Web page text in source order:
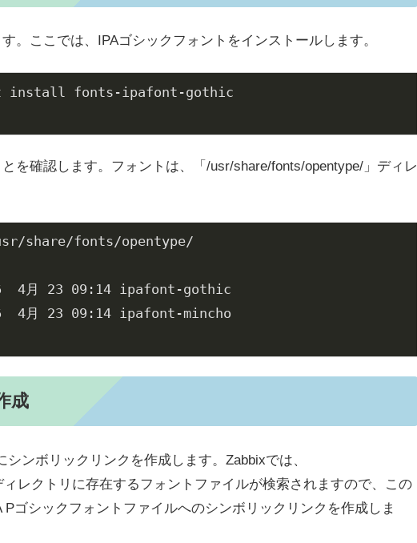
。ここでは、IPAゴシックフォントをインストールします。
install fonts-ipafont-gothic
を確認します。フォントは、「/usr/share/fonts/opentype/」ディレ
share/fonts/opentype/
4月 23 09:14 ipafont-gothic
月 23 09:14 ipafont-mincho
成
ンボリックリンクを作成します。Zabbixでは、
レクトリに存在するフォントファイルが検索されますので、この
ゴシックフォントファイルへのシンボリックリンクを作成しま